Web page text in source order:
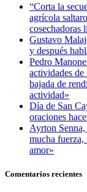
“Corta la
agrícola
cosechadoras
Gustavo
y después
Pedro
actividades
bajada de
actividad»
Día de San
oraciones
Ayrton
mucha
amor»
Comentarios recientes